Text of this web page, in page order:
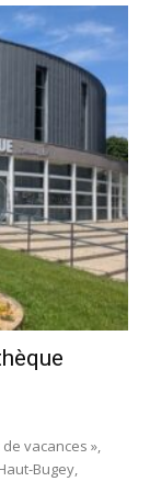
vacances »,
Bugey,